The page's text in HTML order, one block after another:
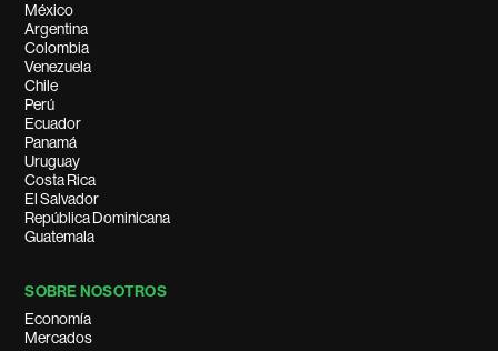
México
Argentina
Colombia
Venezuela
Chile
Perú
Ecuador
Panamá
Uruguay
Costa Rica
El Salvador
República Dominicana
Guatemala
SOBRE NOSOTROS
Economía
Mercados